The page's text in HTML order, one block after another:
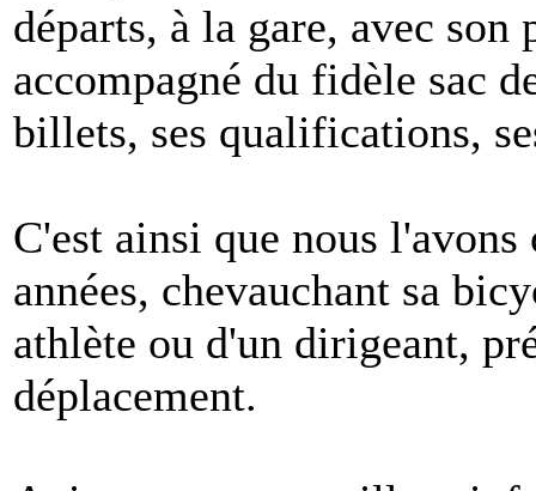
départs, à la gare, avec son
accompagné du fidèle sac
billets, ses qualifications,
C'est ainsi que nous
années, chevauchant sa
athlète ou d'un dirigeant,
déplacement.